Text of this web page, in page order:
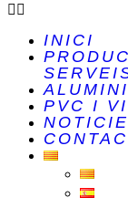
INICI
ALUMINI
PVC I